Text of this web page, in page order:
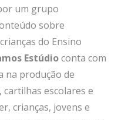
um grupo
sobre
do Ensino
Estúdioconta com
na produção de
escolares e
crianças, jovens e